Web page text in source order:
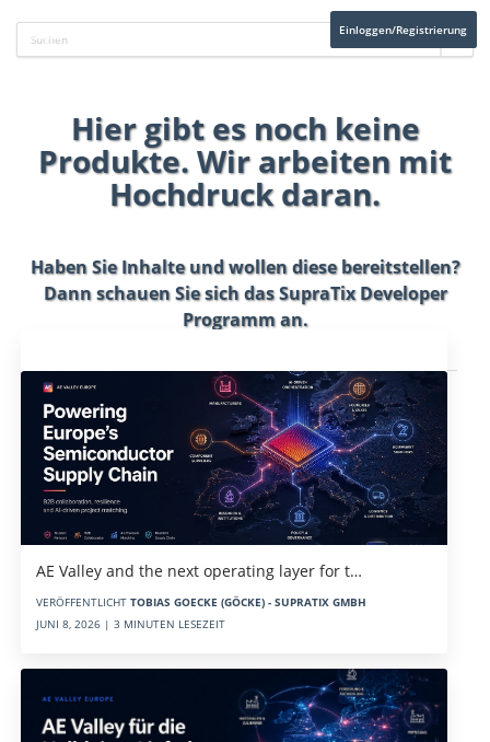
Einloggen/Registrierung
Hier gibt es noch keine
Produkte. Wir arbeiten mit
Hochdruck daran.
Haben Sie Inhalte und wollen diese bereitstellen?
Dann schauen Sie sich dasSupraTix Developer
Programman.
AE Valley and the next operating layer for t…
VERÖFFENTLICHT TOBIAS GOECKE (GÖCKE) - SUPRATIX GMBH
JUNI 8, 2026 | 3 MINUTEN LESEZEIT